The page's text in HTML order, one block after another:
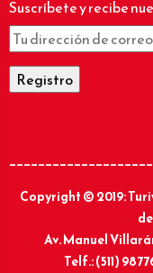
Suscríbete y recibe
Copyright © 2019:
Av. Manuel
Telf.: (511)